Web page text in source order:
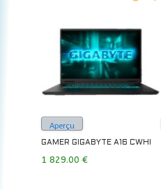
Aperçu
GAMER GIGABYTE A16 CWHI
1 829.00€